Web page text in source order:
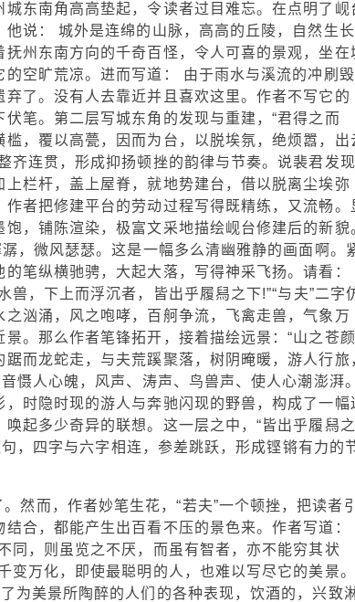
东南角高高垫起，令读者过目难忘。在点明了岘
说： 城外是连绵的山脉，高高的丘陵，自然生长
州东南方向的千奇百怪，令人可喜的景观，坐在
空旷荒凉。进而写道： 由于雨水与溪流的冲刷毁
了。没有人去靠近并且喜欢这里。作者不写它的
笔。第二层写城东角的发现与重建，“君得之而
，覆以高甍，因而为台，以脱埃氛，绝烦嚣，出
齐连贯，形成抑扬顿挫的韵律与节奏。说裴君发现
栏杆，盖上屋脊，就地势建台，借以脱离尘埃弥
者把修建平台的劳动过程写得既精练，又流畅。
，铺陈渲染，极富文采地描绘岘台修建后的新貌
，微风瑟瑟。这是一幅多么清幽雅静的画面啊。
笔纵横驰骋，大起大落，写得神采飞扬。请看：
，下上而浮沉者，皆出乎履舄之下!”“与夫”二字
汹涌，风之咆哮，百舸争流，飞禽走兽，气象万
。那么作者笔锋拓开，接着描绘远景：“山之苍颜
而龙蛇走，与夫荒蹊聚落，树阴晻暖，游人行旅
慑人心魄，风声、涛声、鸟兽声、使人心潮澎湃。
时隐时现的游人与奔驰闪现的野兽，构成了一幅
起多少奇异的联想。这一层之中，“皆出乎履舄之
，四字与六字相连，参差跳跃，形成铿锵有力的
然而，作者妙笔生花，“若夫”一个顿挫，把读者引
合，都能产生出百看不压的景色来。作者写道：
同，则虽览之不厌，而虽有智者，亦不能穷其状
万化，即使最聪明的人，也难以写尽它的美景。
为美景所陶醉的人们的各种表现，饮酒的，兴致